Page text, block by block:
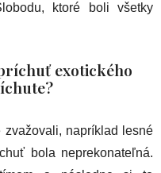
ktoré boli všetky
exotického
zvažovali, napríklad lesné
bola neprekonateľná.